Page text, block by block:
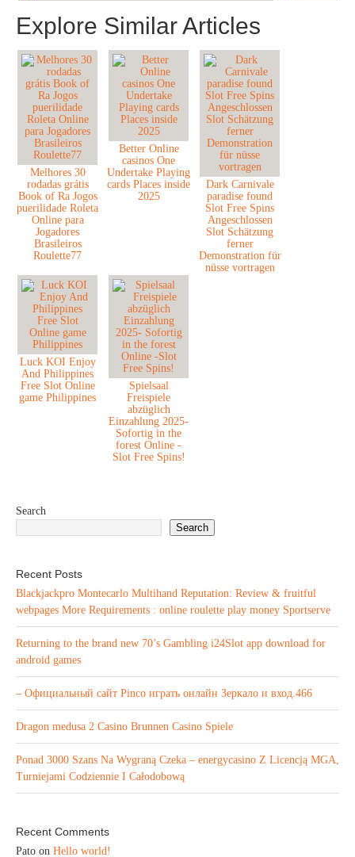
Explore Similar Articles
Melhores 30
rodadas grátis
Book of Ra Jogos
puerilidade Roleta
Online para
Jogadores
Brasileiros
Roulette77
Better Online
casinos One
Undertake Playing
cards Places inside
2025
Dark Carnivale
paradise found
Slot Free Spins
Angeschlossen
Slot Schätzung
ferner
Demonstration für
nüsse vortragen
Luck KOI Enjoy
And Philippines
Free Slot Online
game Philippines
Spielsaal
Freispiele
abzüglich
Einzahlung 2025-
Sofortig in the
forest Online -
Slot Free Spins!
Search
Search
Recent Posts
Blackjackpro Montecarlo Multihand Reputation: Review & fruitful
webpages More Requirements : online roulette play money Sportserve
Returning to the brand new 70’s Gambling i24Slot app download for
android games
– Официальный сайт Pinco играть онлайн Зеркало и вход.466
Dragon medusa 2 Casino Brunnen Casino Spiele
Ponad 3000 Szans Na Wygraną Czeka – energycasino Z Licencją MGA,
Turniejami Codziennie I Całodobową
Recent Comments
Pato on Hello world!